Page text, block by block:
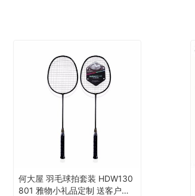
何大屋 羽毛球拍套装 HDW130
801 雅物小礼品定制 送客户礼